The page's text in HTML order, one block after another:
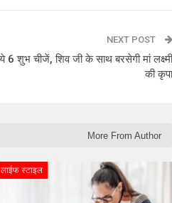
NEXT POST
शुभ चीजें, शिव जी के साथ बरसेगी मां लक्ष्मी
की कृपा
More From Author
लाईफ स्टाइल